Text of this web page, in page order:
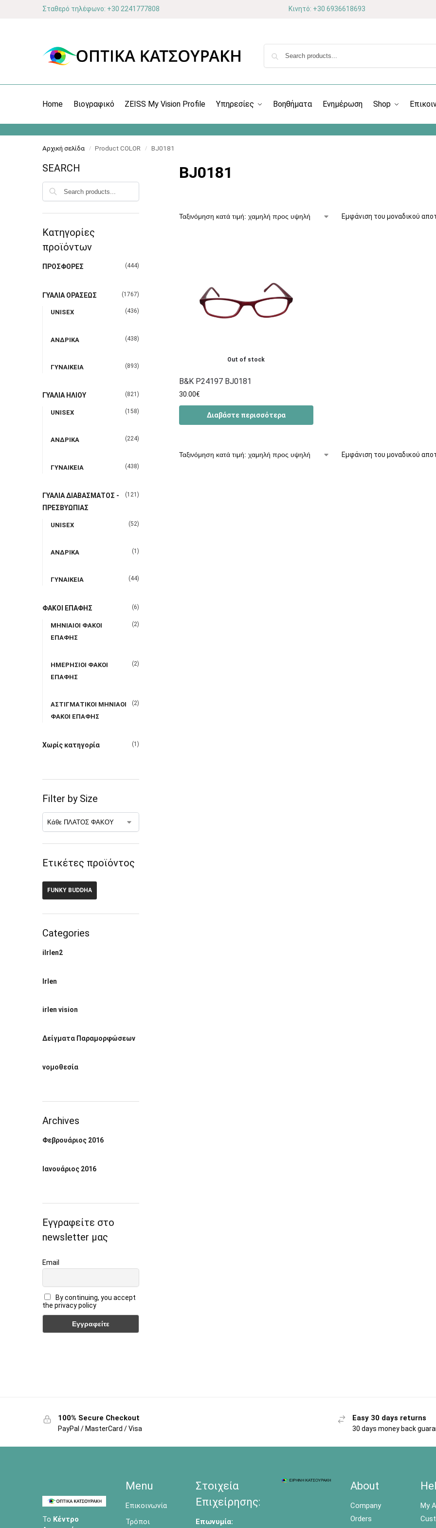
Σταθερό τηλέφωνο: +30 2241777808 Κινητό: +30 6936618693
Home Βιογραφικό ZEISS My Vision Profile Υπηρεσίες Βοηθήματα Ενημέρωση Shop
Αρχική σελίδα / Product COLOR / BJ0181
BJ0181
Εμφάνιση του μοναδικού
Out of stock
B&K P24197 BJ0181
30.00€
Διαβάστε περισσότερα
Εμφάνιση του μοναδικού
SEARCH
Κατηγορίες
προϊόντων
ΠΡΟΣΦΟΡΕΣ (444)
ΓΥΑΛΙΑ ΟΡΑΣΕΩΣ (1767)
UNISEX (436)
ΑΝΔΡΙΚΑ (438)
ΓΥΝΑΙΚΕΙΑ (893)
ΓΥΑΛΙΑ ΗΛΙΟΥ (821)
UNISEX (158)
ΑΝΔΡΙΚΑ (224)
ΓΥΝΑΙΚΕΙΑ (438)
ΓΥΑΛΙΑ ΔΙΑΒΑΣΜΑΤΟΣ -
ΠΡΕΣΒΥΩΠΙΑΣ
(121)
UNISEX (52)
ΑΝΔΡΙΚΑ (1)
ΓΥΝΑΙΚΕΙΑ (44)
ΦΑΚΟΙ ΕΠΑΦΗΣ (6)
ΜΗΝΙΑΙΟΙ ΦΑΚΟΙ
ΕΠΑΦΗΣ
(2)
ΗΜΕΡΗΣΙΟΙ ΦΑΚΟΙ
ΕΠΑΦΗΣ
(2)
ΑΣΤΙΓΜΑΤΙΚΟΙ ΜΗΝΙΑΟΙ
ΦΑΚΟΙ ΕΠΑΦΗΣ
(2)
Χωρίς κατηγορία (1)
Filter by Size
Ετικέτες προϊόντος
FUNKY BUDDHA
Categories
ilrlen2
Irlen
irlen vision
Δείγματα Παραμορφώσεων
νομοθεσία
Archives
Φεβρουάριος 2016
Ιανουάριος 2016
Εγγραφείτε στο
newsletter μας
Email
By continuing, you accept
the privacy policy
100% Secure Checkout
PayPal / MasterCard / Visa
Easy 30 days returns
30 days money back
Το Κέντρο
Menu
Επικοινωνία
Τρόποι
Στοιχεία
Επιχείρησης:
Επωνυμία:
About
Company
Orders
My